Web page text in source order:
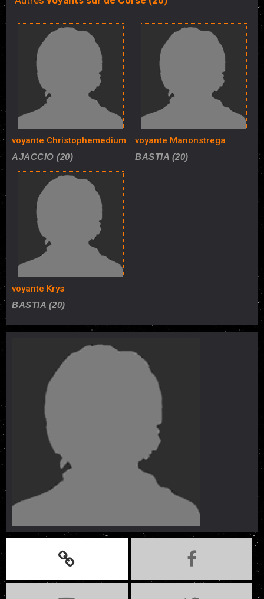
voyante Christophemedium
AJACCIO (20)
voyante Manonstrega
BASTIA (20)
voyante Krys
BASTIA (20)